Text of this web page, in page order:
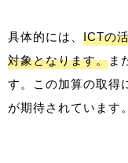
具体的には、 ICTの
対象となります。ま
す。この加算の取得